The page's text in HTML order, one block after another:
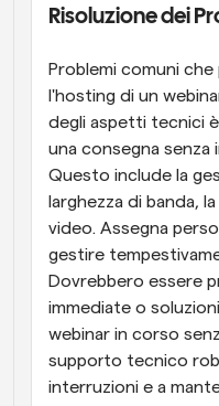
Risoluzione dei
Problemi comuni
l'hosting di un
degli aspetti tecnici
una consegna senza
Questo include la
larghezza di banda,
video. Assegna
gestire
Dovrebbero essere
immediate o
webinar in corso
supporto tecnico
interruzioni e a